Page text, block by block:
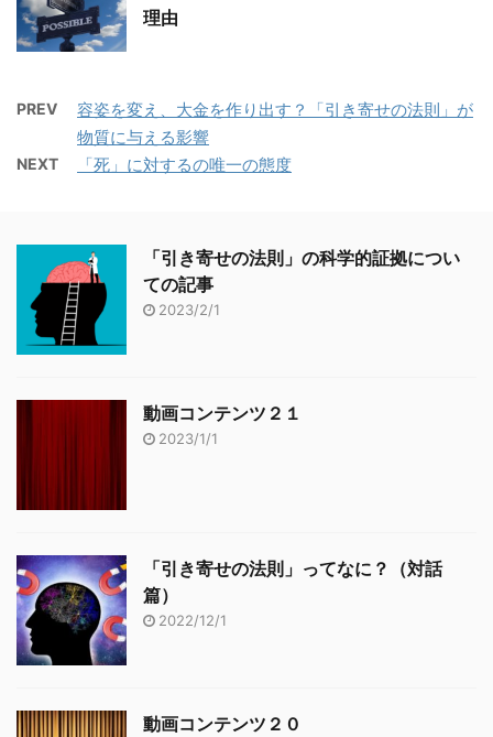
コンドーさん
奪われて、もっとダメになる
ぜ？」ってコトね。
理由
PREV
容姿を変え、大金を作り出す？「引き寄せの法則」が
物質に与える影響
NEXT 「死」に対するの唯一の態度
「引き寄せの法則」の科学的証拠につい
ての記事
2023/2/1
動画コンテンツ２１
2023/1/1
「引き寄せの法則」ってなに？（対話
篇）
2022/12/1
動画コンテンツ２０